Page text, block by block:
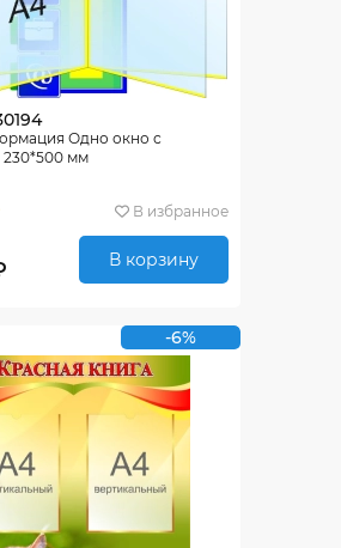
Одно окно с
230*500 мм
В избранное
В корзину
-6%